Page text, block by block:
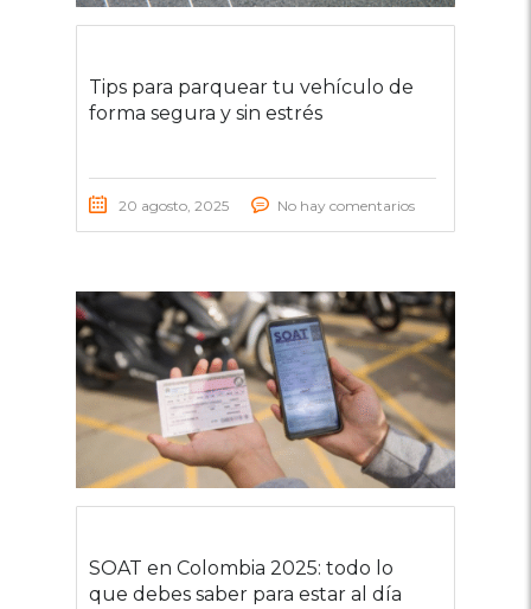
Tips para parquear tu vehículo de
forma segura y sin estrés
20 agosto, 2025 No hay comentarios
SOAT en Colombia 2025: todo lo
que debes saber para estar al día